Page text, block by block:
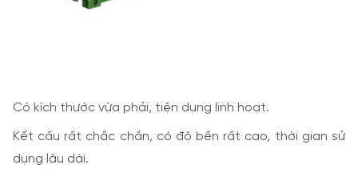
Có kích thước vừa phải, tiện dụng linh hoạt.
Kết cấu rất chắc chắn, có độ bền rất cao, thời gian sử
dụng lâu dài.